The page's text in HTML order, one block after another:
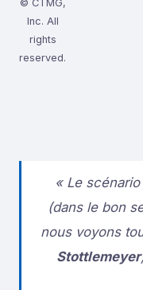
© CTMG,
Inc. All
rights
reserved.
« Le
(dans le bon
nous voyons
Stottlemeyer